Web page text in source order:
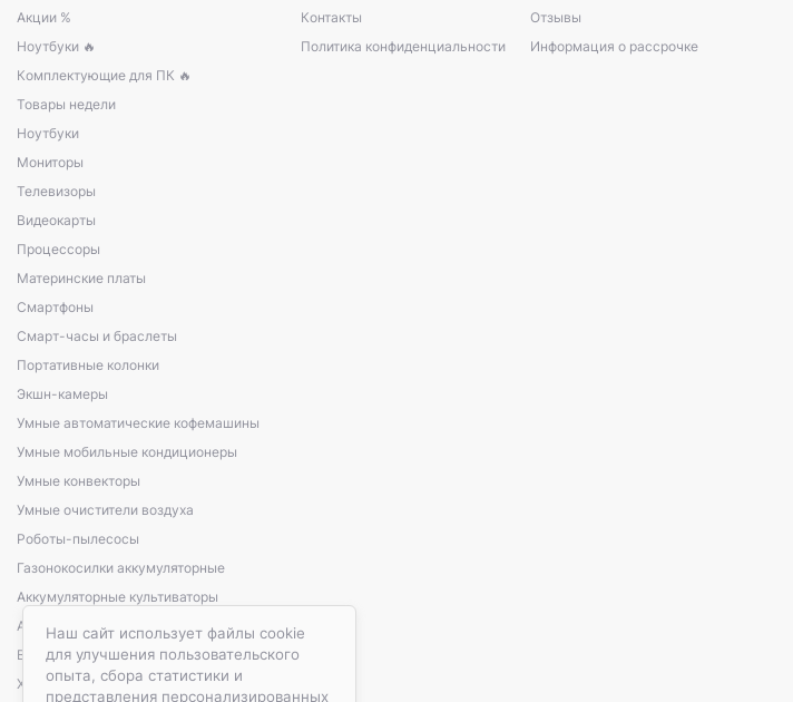
Наш сайт использует файлы cookie
для улучшения пользовательского
опыта, сбора статистики и
представления персонализированных
Акции %
Ноутбуки 🔥
Комплектующие для ПК 🔥
Товары недели
Ноутбуки
Мониторы
Телевизоры
Видеокарты
Процессоры
Материнские платы
Смартфоны
Смарт-часы и браслеты
Портативные колонки
Экшн-камеры
Умные автоматические кофемашины
Умные мобильные кондиционеры
Умные конвекторы
Умные очистители воздуха
Роботы-пылесосы
Газонокосилки аккумуляторные
Аккумуляторные культиваторы
Аккумуляторные кусторезы, сучкорезы
Варочные панели электрические
Холодильники автомобильные
Контакты
Политика конфиденциальности
Отзывы
Информация о рассрочке